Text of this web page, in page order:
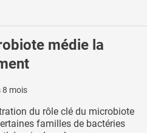
médie la
8 mois
du rôle clé du microbiote
familles de bactéries